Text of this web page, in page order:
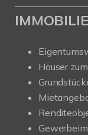
Häuser